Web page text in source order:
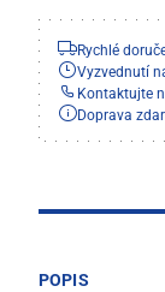
Rychlé
Vyzvednutí
Kontaktujte
Doprava
POPIS